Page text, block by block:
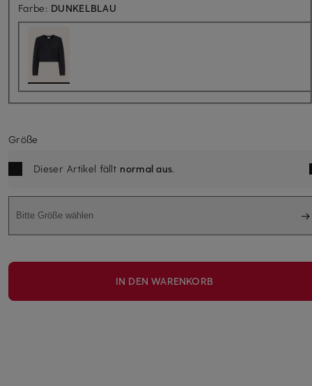
Farbe: DUNKELBLAU
Größe
Dieser Artikel fällt normal aus.
Bitte Größe wählen
IN DEN WARENKORB